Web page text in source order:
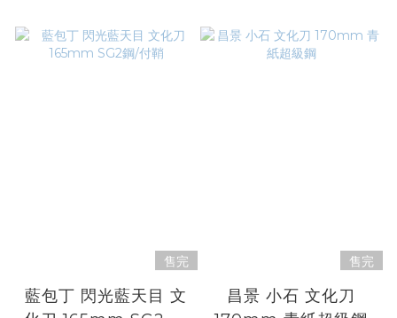
售完
藍包丁 閃光藍天目 文
售完
昌景 小石 文化刀